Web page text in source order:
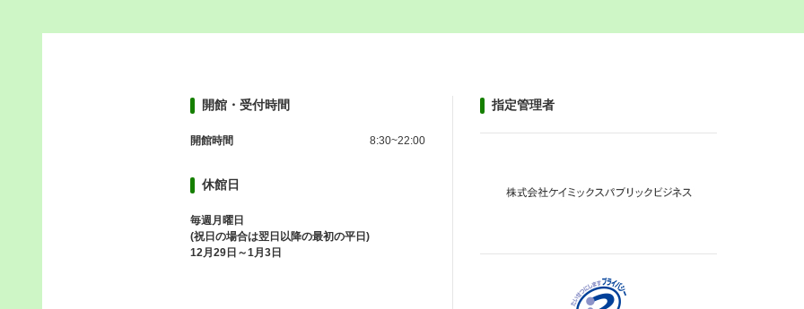
開館・受付時間
開館時間 8:30~22:00
休館日
毎週月曜日
(祝日の場合は翌日以降の最初の平日)
12月29日～1月3日
指定管理者